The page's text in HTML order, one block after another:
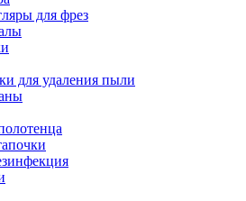
для фрез
для удаления пыли